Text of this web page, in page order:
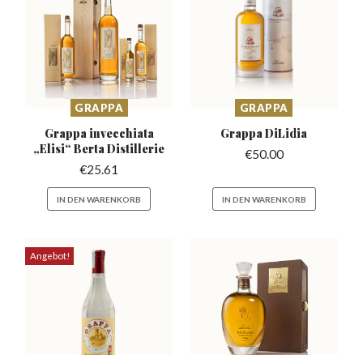
GRAPPA
Grappa invecchiata
„Elisi“Berta Distillerie
€25.61
IN DEN WARENKORB
GRAPPA
GrappaDiLidia
€50.00
IN DEN WARENKORB
Angebot!